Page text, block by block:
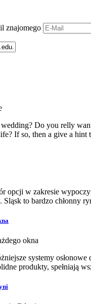
znajomego
Do you relly
If so, then a give a hint
opcji w zakresie
to bardzo chłonny
systemy
produkty, spełniają